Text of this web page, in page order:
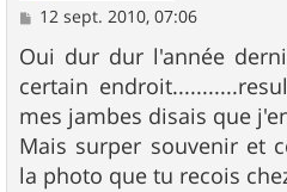
M
s
s
a
g
e
12 sept. 2010, 07:06
Oui dur dur l'année
certain
mes jambes disais que
Mais surper souvenir et
la photo que tu recois